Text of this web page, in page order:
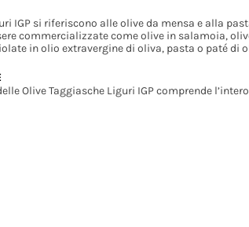
IGP si riferiscono alle olive da mensa e alla
commercializzate come olive in salamoia,
in olio extravergine di oliva, pasta o paté di
Olive Taggiasche Liguri IGP comprende